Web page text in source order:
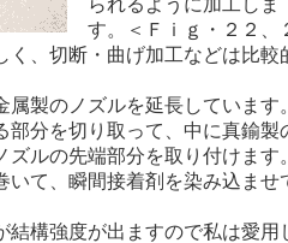
られるように加工しま
す。＜Ｆｉｇ・２２、
く、切断・曲げ加工などは比較
製のノズルを延長しています。
部分を切り取って、中に真鍮製
ルの先端部分を取り付けます。
て、瞬間接着剤を染み込ませ
構強度が出ますので私は愛用